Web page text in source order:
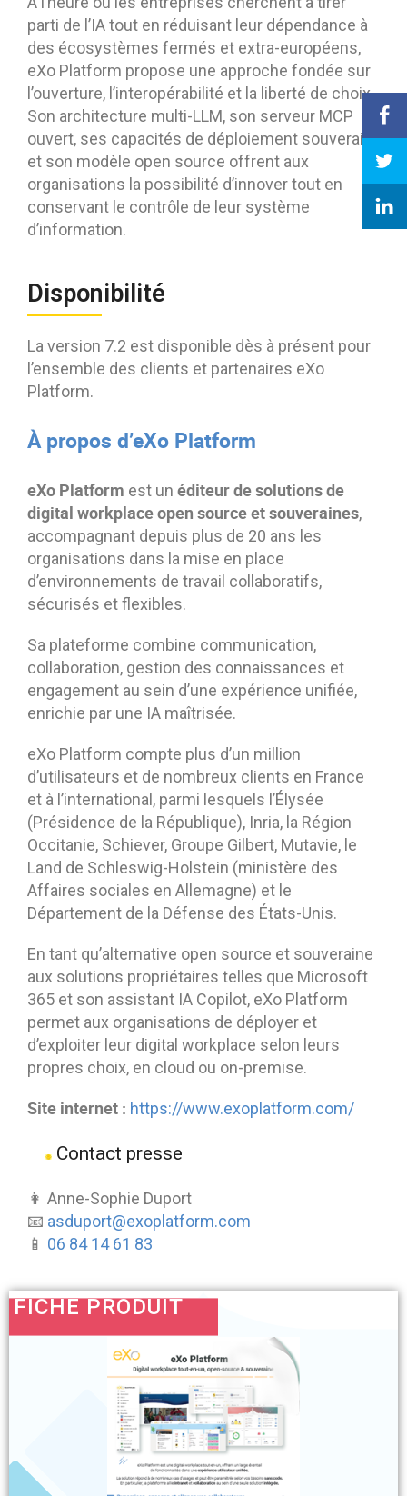
parti de l’IA tout en réduisant leur dépendance à
des écosystèmes fermés et extra-européens,
eXo Platform propose une approche fondée sur
l’ouverture, l’interopérabilité et la liberté de choix.
Son architecture multi-LLM, son serveur MCP
ouvert, ses capacités de déploiement souverain
et son modèle open source offrent aux
organisations la possibilité d’innover tout en
conservant le contrôle de leur système
d’information.
Disponibilité
La version 7.2 est disponible dès à présent pour
l’ensemble des clients et partenaires eXo
Platform.
À propos d’eXo Platform
eXo Platform est un éditeur de solutions de
digital workplace open source et souveraines,
accompagnant depuis plus de 20 ans les
organisations dans la mise en place
d’environnements de travail collaboratifs,
sécurisés et flexibles.
Sa plateforme combine communication,
collaboration, gestion des connaissances et
engagement au sein d’une expérience unifiée,
enrichie par une IA maîtrisée.
eXo Platform compte plus d’un million
d’utilisateurs et de nombreux clients en France
et à l’international, parmi lesquels l’Élysée
(Présidence de la République), Inria, la Région
Occitanie, Schiever, Groupe Gilbert, Mutavie, le
Land de Schleswig-Holstein (ministère des
Affaires sociales en Allemagne) et le
Département de la Défense des États-Unis.
En tant qu’alternative open source et souveraine
aux solutions propriétaires telles que Microsoft
365 et son assistant IA Copilot, eXo Platform
permet aux organisations de déployer et
d’exploiter leur digital workplace selon leurs
propres choix, en cloud ou on-premise.
Site internet : https://www.exoplatform.com/
Contact presse
👩 Anne-Sophie Duport
📧 asduport@exoplatform.com
📱 06 84 14 61 83
FICHE PRODUIT